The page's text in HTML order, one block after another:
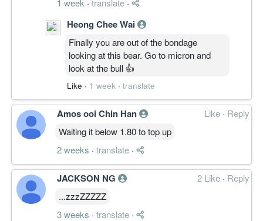
Disclaimer：以上仅基于图表可见的技术结
构、动能、成交量、VPVR、Ichimoku、
MACD、Fisher、ADX 与 OBV 做讨论，纯
属个人技术分析，不构成任何买卖或投资建
行控制仓位与止损，盈亏自负。
————————
TIMEFRAME TRANSITION FLOW │ 周期
30M: WEAK
4H: WEAK
1D: WEAK
1W: WEAK
Transition
1M ↓ 1W ↓ ｜ 1D ↓ 4H ↓ 30M →
月线处 BASE 弱化边缘，周线至 4H 形成一
致向下阵营；30M 末段转为横向，出现初
步企稳迹象但未转向。
Heong Chee Wai
Finally you are out of the bondage
looking at this bear. Go to micron and
look at the bull 👍
Like · 1 week · translate
Amos ooi Chin Han Like · Reply
Waiting it below 1.80 to top up
2 weeks · translate ·
JACKSON NG 2 Like · Reply
...zzzZZZZZ
3 weeks · translate ·